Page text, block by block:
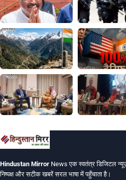
Hindustan Mirror News एक स्वतंत्र डिजिटल
निष्पक्ष और सटीक खबरें सरल भाषा में पहुँचाता है।